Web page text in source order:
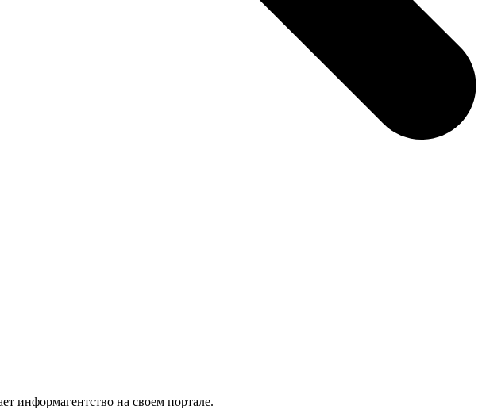
информагентство на своем портале.